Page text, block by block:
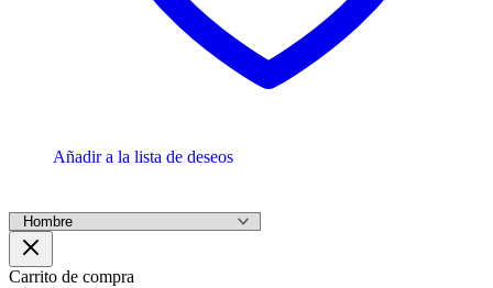
Añadir a la lista de deseos
Carrito de compra